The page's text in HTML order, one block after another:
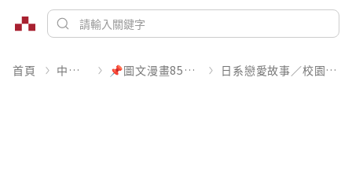
首頁 中文書 📌圖文漫畫85折起 日系戀愛故事／校園青春